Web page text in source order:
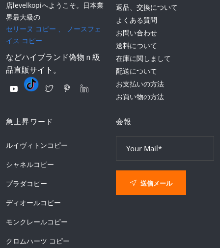
店levelkopiへようこそ。日本業
界最大級の
セリーヌ コピー 、
ノースフェ
イス コピー
などハイブランド偽物ｎ級
品直販サイト。
返品、交換について
よくある質問
お問い合わせ
送料について
在庫に関しまして
配送について
お支払いの方法
お買い物の方法
急上昇ワード
ルイヴィトンコピー
シャネルコピー
プラダコピー
ディオールコピー
モンクレールコピー
クロムハーツ コピー
会報
送信メール